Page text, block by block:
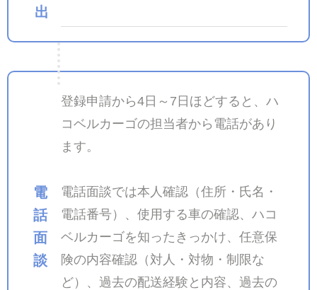
出
電
話
面
談
登録申請から4日～7日ほどすると、ハ
コベルカーゴの担当者から電話があり
ます。
電話面談では本人確認（住所・氏名・
電話番号）、使用する車の確認、ハコ
ベルカーゴを知ったきっかけ、任意保
険の内容確認（対人・対物・制限な
ど）、過去の配送経験と内容、過去の